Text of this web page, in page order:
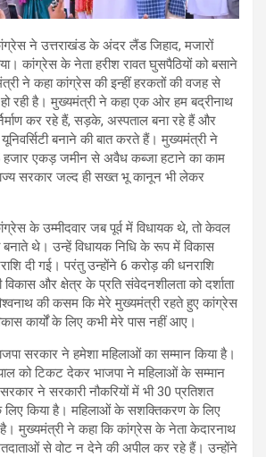
ने उत्तराखंड के अंदर लैंड जिहाद, मजारों
कांग्रेस के नेता हरीश रावत घुसपैठियों को बसाने
ने कहा कांग्रेस की इन्हीं हरकतों की वजह से
रही है। मुख्यमंत्री ने कहा एक ओर हम बद्रीनाथ
कर रहे हैं, सड़के, अस्पताल बना रहे हैं और
बनाने की बात करते हैं। मुख्यमंत्री ने
हजार एकड़ जमीन से अवैध कब्जा हटाने का काम
सरकार जल्द ही सख्त भू कानून भी लेकर
के उम्मीदवार जब पूर्व में विधायक थे, तो केवल
बनाते थे। उन्हें विधायक निधि के रूप में विकास
दी गई। परंतु उन्होंने 6 करोड़ की धनराशि
और क्षेत्र के प्रति संवेदनशीलता को दर्शाता
की कसम कि मेरे मुख्यमंत्री रहते हुए कांग्रेस
कार्यों के लिए कभी मेरे पास नहीं आए।
सरकार ने हमेशा महिलाओं का सम्मान किया है।
को टिकट देकर भाजपा ने महिलाओं के सम्मान
सरकार ने सरकारी नौकरियों में भी 30 प्रतिशत
लिए किया है। महिलाओं के सशक्तिकरण के लिए
मुख्यमंत्री ने कहा कि कांग्रेस के नेता केदारनाथ
से वोट न देने की अपील कर रहे हैं। उन्होंने